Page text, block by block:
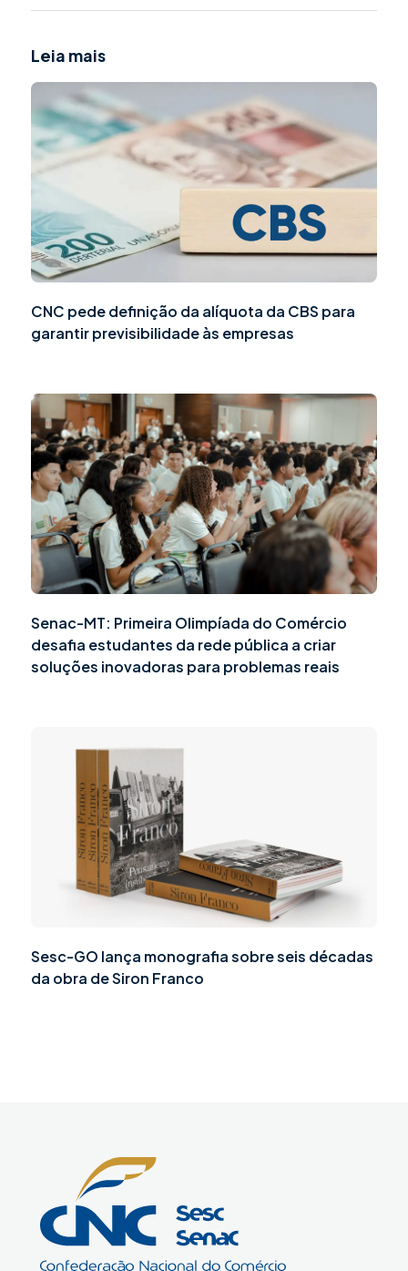
Leia mais
CNC pede definição da alíquota da CBS para
garantir previsibilidade às empresas
Senac-MT: Primeira Olimpíada do Comércio
desafia estudantes da rede pública a criar
soluções inovadoras para problemas reais
Sesc-GO lança monografia sobre seis décadas
da obra de Siron Franco